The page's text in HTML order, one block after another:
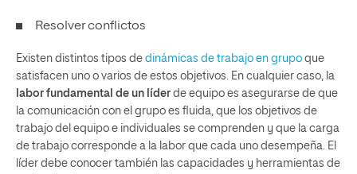
Resolver conflictos
Existen distintos tipos de dinámicas de trabajo en grupo que
satisfacen uno o varios de estos objetivos. En cualquier caso, la
labor fundamental de un líder de equipo es asegurarse de que
la comunicación con el grupo es fluida, que los objetivos de
trabajo del equipo e individuales se comprenden y que la carga
de trabajo corresponde a la labor que cada uno desempeña. El
líder debe conocer también las capacidades y herramientas de